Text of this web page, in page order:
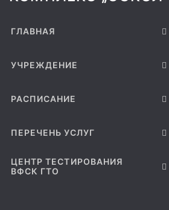
ГЛАВНАЯ
УЧРЕЖДЕНИЕ
РАСПИСАНИЕ
ПЕРЕЧЕНЬ УСЛУГ
ЦЕНТР ТЕСТИРОВАНИЯ
ВФСК ГТО